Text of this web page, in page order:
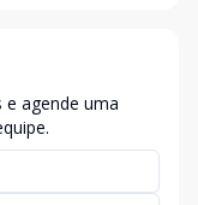
e agende uma